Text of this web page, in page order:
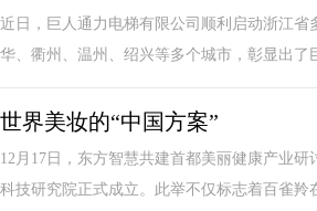
近日，巨人通力电梯有限公司顺利启动浙江
华、衢州、温州、绍兴等多个城市，彰显出
世界美妆的“中国方案”
12月17日，东方智慧共建首都美丽健康产业
科技研究院正式成立。此举不仅标志着百雀